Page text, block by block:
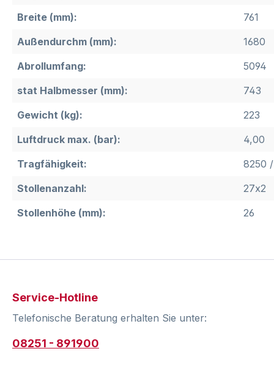
Breite (mm):
761
Außendurchm (mm):
1680
Abrollumfang:
5094
stat Halbmesser (mm):
743
Gewicht (kg):
223
Luftdruck max. (bar):
4,00
Tragfähigkeit:
8250
Stollenanzahl:
27x2
Stollenhöhe (mm):
26
Service-Hotline
Telefonische Beratung erhalten Sie unter:
08251 - 891900